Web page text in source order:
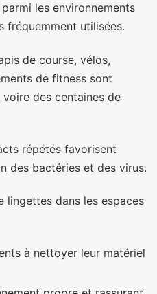
les environnements
fréquemment utilisées.
de course, vélos,
de fitness sont
des centaines de
répétés favorisent
des bactéries et des virus.
lingettes dans les espaces
à nettoyer leur matériel